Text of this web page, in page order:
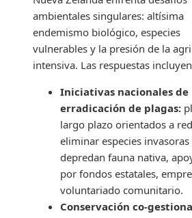
ambientales singulares: altísima
endemismo biológico, especies
vulnerables y la presión de la
intensiva. Las respuestas
Iniciativas nacionales de
erradicación de plagas:
largo plazo orientados a
eliminar especies invasoras
depredan fauna nativa,
por fondos estatales,
voluntariado comunitario.
Conservación co-